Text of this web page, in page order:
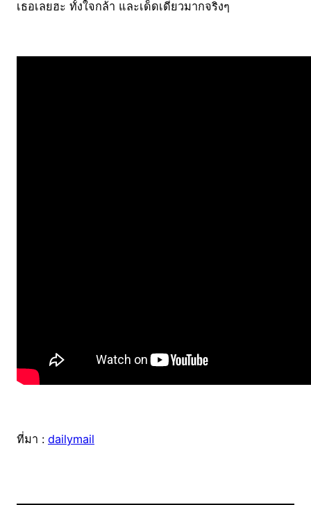
เธอเลยฮะ ทั้งใจกล้า และเด็ดเดี่ยวมากจริงๆ
ที่มา : dailymail